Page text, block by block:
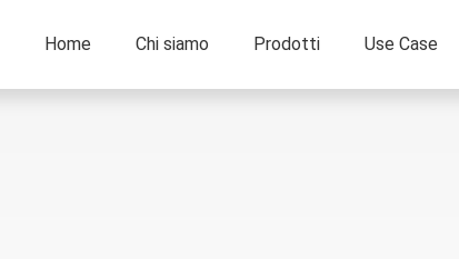
Home Chi siamo Prodotti Use Case